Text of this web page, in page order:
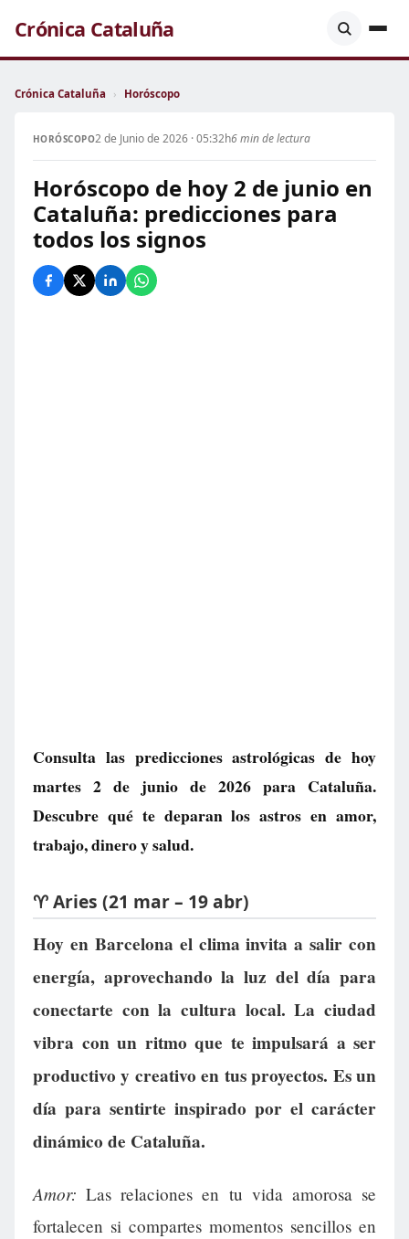
Crónica Cataluña
Crónica Cataluña › Horóscopo
HORÓSCOPO2 de Junio de 2026 · 05:32h6 min de lectura
Horóscopo de hoy 2 de junio en
Cataluña: predicciones para
todos los signos
Consulta las predicciones astrológicas de hoy
martes 2 de junio de 2026 para Cataluña.
Descubre qué te deparan los astros en amor,
trabajo, dinero y salud.
♈ Aries (21 mar – 19 abr)
Hoy en Barcelona el clima invita a salir con
energía, aprovechando la luz del día para
conectarte con la cultura local. La ciudad
vibra con un ritmo que te impulsará a ser
productivo y creativo en tus proyectos. Es un
día para sentirte inspirado por el carácter
dinámico de Cataluña.
Amor: Las relaciones en tu vida amorosa se
fortalecen si compartes momentos sencillos en